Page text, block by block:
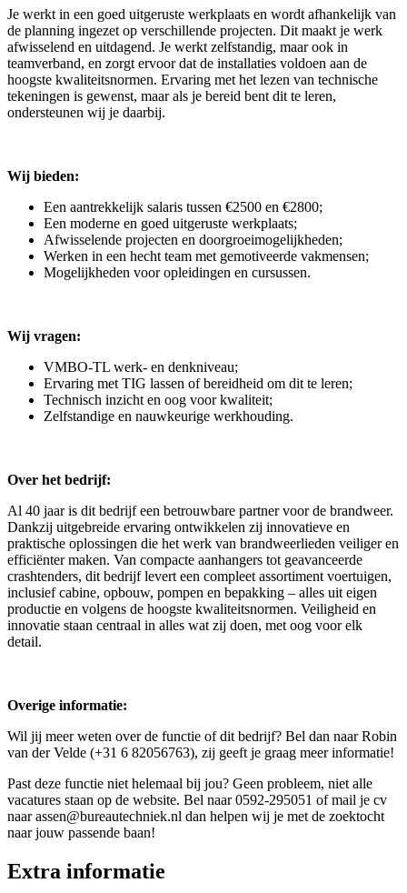
Je werkt in een goed uitgeruste werkplaats en wordt afhankelijk van
de planning ingezet op verschillende projecten. Dit maakt je werk
afwisselend en uitdagend. Je werkt zelfstandig, maar ook in
teamverband, en zorgt ervoor dat de installaties voldoen aan de
hoogste kwaliteitsnormen. Ervaring met het lezen van technische
tekeningen is gewenst, maar als je bereid bent dit te leren,
ondersteunen wij je daarbij.
Wij bieden:
Een aantrekkelijk salaris tussen €2500 en €2800;
Een moderne en goed uitgeruste werkplaats;
Afwisselende projecten en doorgroeimogelijkheden;
Werken in een hecht team met gemotiveerde vakmensen;
Mogelijkheden voor opleidingen en cursussen.
Wij vragen:
VMBO-TL werk- en denkniveau;
Ervaring met TIG lassen of bereidheid om dit te leren;
Technisch inzicht en oog voor kwaliteit;
Zelfstandige en nauwkeurige werkhouding.
Over het bedrijf:
Al 40 jaar is dit bedrijf een betrouwbare partner voor de brandweer.
Dankzij uitgebreide ervaring ontwikkelen zij innovatieve en
praktische oplossingen die het werk van brandweerlieden veiliger en
efficiënter maken. Van compacte aanhangers tot geavanceerde
crashtenders, dit bedrijf levert een compleet assortiment voertuigen,
inclusief cabine, opbouw, pompen en bepakking – alles uit eigen
productie en volgens de hoogste kwaliteitsnormen. Veiligheid en
innovatie staan centraal in alles wat zij doen, met oog voor elk
detail.
Overige informatie:
Wil jij meer weten over de functie of dit bedrijf? Bel dan naar Robin
van der Velde (+31 6 82056763), zij geeft je graag meer informatie!
Past deze functie niet helemaal bij jou? Geen probleem, niet alle
vacatures staan op de website. Bel naar 0592-295051 of mail je cv
naar assen@bureautechniek.nl dan helpen wij je met de zoektocht
naar jouw passende baan!
Extra informatie